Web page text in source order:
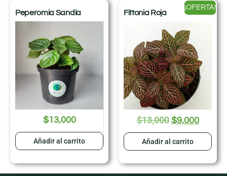
Peperomia Sandía
$13,000
Añadir al carrito
Fittonia Roja
¡OFERTA!
$13,000 $9,000
Añadir al carrito